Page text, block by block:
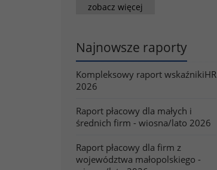
zobacz więcej
Najnowsze raporty
Kompleksowy raport wskaźnikiHR
2026
Raport płacowy dla małych i
średnich firm - wiosna/lato 2026
Raport płacowy dla firm z
województwa małopolskiego -